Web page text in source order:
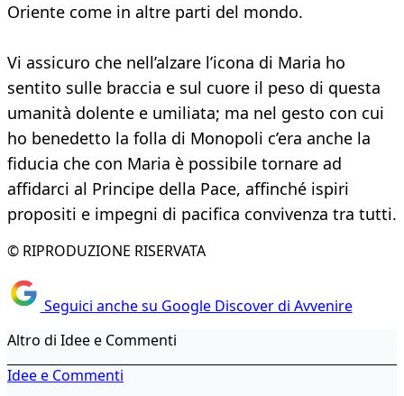
Oriente come in altre parti del mondo.
Vi assicuro che nell’alzare l’icona di Maria ho
sentito sulle braccia e sul cuore il peso di questa
umanità dolente e umiliata; ma nel gesto con cui
ho benedetto la folla di Monopoli c’era anche la
fiducia che con Maria è possibile tornare ad
affidarci al Principe della Pace, affinché ispiri
propositi e impegni di pacifica convivenza tra tutti.
© RIPRODUZIONE RISERVATA
Seguici anche su Google Discover di Avvenire
Altro di Idee e Commenti
Idee e Commenti